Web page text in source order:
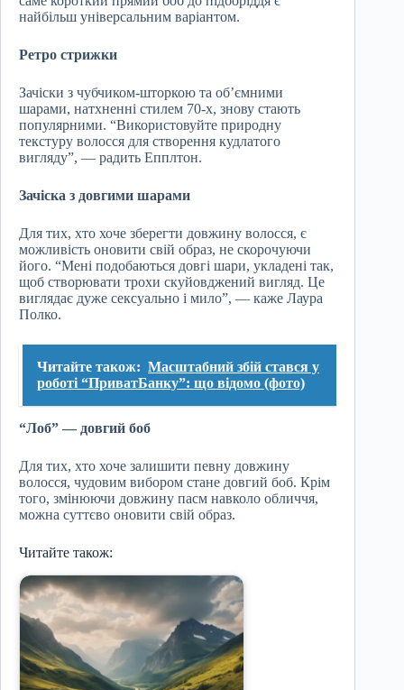
найбільш універсальним варіантом.
Ретро стрижки
Зачіски з чубчиком-шторкою та об’ємними
шарами, натхненні стилем 70-х, знову стають
популярними. “Використовуйте природну
текстуру волосся для створення кудлатого
вигляду”, — радить Епплтон.
Зачіска з довгими шарами
Для тих, хто хоче зберегти довжину волосся, є
можливість оновити свій образ, не скорочуючи
його. “Мені подобаються довгі шари, укладені так,
щоб створювати трохи скуйовджений вигляд. Це
виглядає дуже сексуально і мило”, — каже Лаура
Полко.
Читайте також: Масштабний збій стався у
роботі “ПриватБанку”: що відомо (фото)
“Лоб” — довгий боб
Для тих, хто хоче залишити певну довжину
волосся, чудовим вибором стане довгий боб. Крім
того, змінюючи довжину пасм навколо обличчя,
можна суттєво оновити свій образ.
Читайте також: